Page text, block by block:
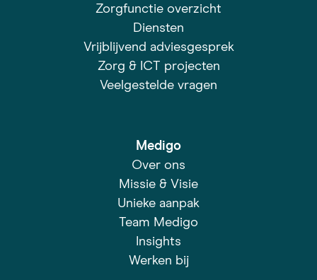
Zorgfunctie overzicht
Diensten
Vrijblijvend adviesgesprek
Zorg & ICT projecten
Veelgestelde vragen
Medigo
Over ons
Missie & Visie
Unieke aanpak
Team Medigo
Insights
Werken bij